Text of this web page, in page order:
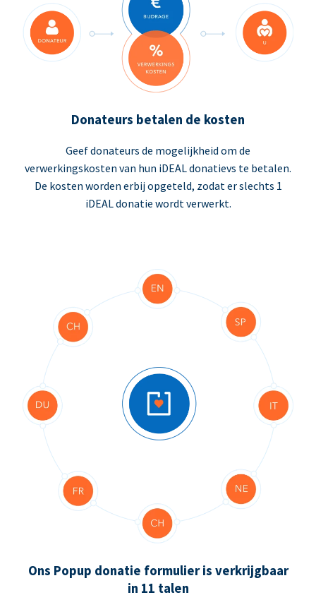
Donateurs betalen de kosten
Geef donateurs de mogelijkheid om de
verwerkingskosten van hun iDEAL donatievs te betalen.
De kosten worden erbij opgeteld, zodat er slechts 1
iDEAL donatie wordt verwerkt.
Ons Popup donatie formulier is verkrijgbaar
in 11 talen